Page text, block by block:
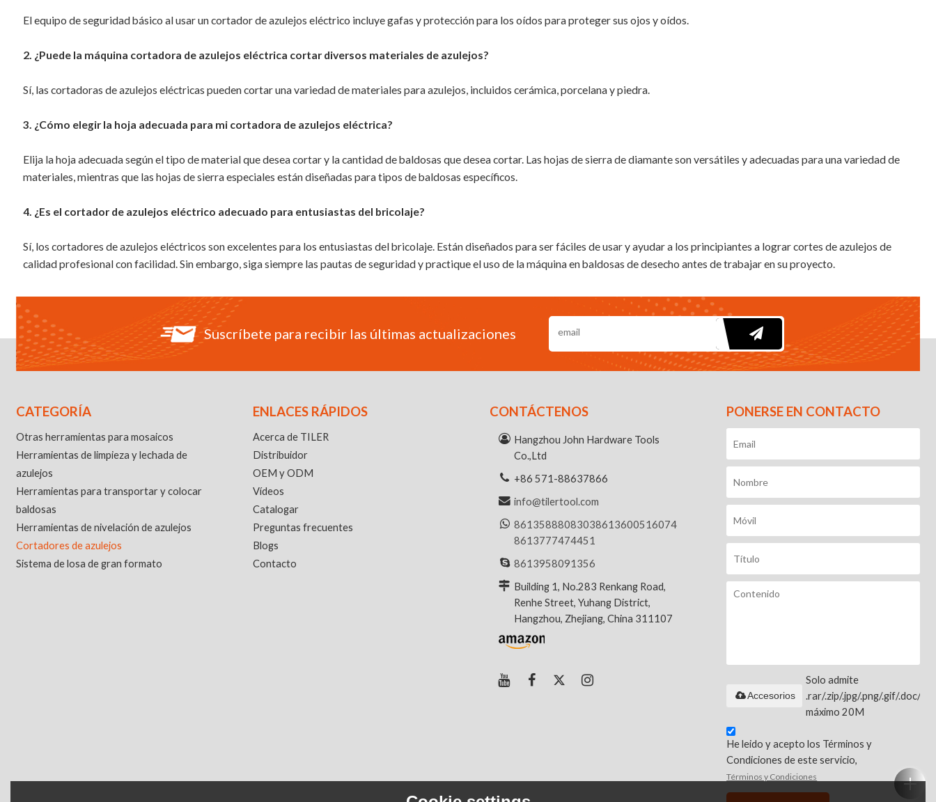
El equipo de seguridad básico al usar un cortador de azulejos eléctrico incluye gafas y protección para los oídos para proteger sus ojos y oídos.
2. ¿Puede la máquina cortadora de azulejos eléctrica cortar diversos materiales de azulejos?
Sí, las cortadoras de azulejos eléctricas pueden cortar una variedad de materiales para azulejos, incluidos cerámica, porcelana y piedra.
3. ¿Cómo elegir la hoja adecuada para mi cortadora de azulejos eléctrica?
Elija la hoja adecuada según el tipo de material que desea cortar y la cantidad de baldosas que desea cortar. Las hojas de sierra de diamante son versátiles y adecuadas para una variedad de
materiales, mientras que las hojas de sierra especiales están diseñadas para tipos de baldosas específicos.
4. ¿Es el cortador de azulejos eléctrico adecuado para entusiastas del bricolaje?
Sí, los cortadores de azulejos eléctricos son excelentes para los entusiastas del bricolaje. Están diseñados para ser fáciles de usar y ayudar a los principiantes a lograr cortes de azulejos de
calidad profesional con facilidad. Sin embargo, siga siempre las pautas de seguridad y practique el uso de la máquina en baldosas de desecho antes de trabajar en su proyecto.
Suscríbete para recibir las últimas actualizaciones
CATEGORÍA
Otras herramientas para mosaicos
Herramientas de limpieza y lechada de
azulejos
Herramientas para transportar y colocar
baldosas
Herramientas de nivelación de azulejos
Cortadores de azulejos
Sistema de losa de gran formato
ENLACES RÁPIDOS
Acerca de TILER
Distribuidor
OEM y ODM
Vídeos
Catalogar
Preguntas frecuentes
Blogs
Contacto
CONTÁCTENOS
Hangzhou John Hardware Tools
Co.,Ltd
+86 571-88637866
info@tilertool.com
86135888083038613600516074
8613777474451
8613958091356
Building 1, No.283 Renkang Road,
Renhe Street, Yuhang District,
Hangzhou, Zhejiang, China 311107
PONERSE EN CONTACTO
Solo admite
.rar/.zip/.jpg/.png/.gif/.doc/
máximo 20M
Accesorios
He leido y acepto los Términos y
Condiciones de este servicio,
Términos y Condiciones